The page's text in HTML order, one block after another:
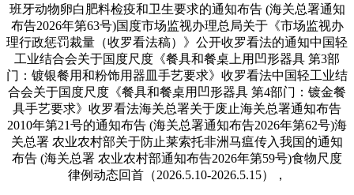
班牙动物卵白肥料检疫和卫生要求的通知布告 (海关总署通知
布告2026年第63号)国度市场监视办理总局关于《市场监视办
理行政惩罚裁量（收罗看法稿）》公开收罗看法的通知中国轻
工业结合会关于国度尺度《餐具和餐桌上用凹形器具 第3部
门：镀银餐用和粉饰用器皿手艺要求》收罗看法中国轻工业结
合会关于国度尺度《餐具和餐桌用凹形器具 第4部门：镀金餐
具手艺要求》收罗看法海关总署关于废止海关总署通知布告
2010年第21号的通知布告 (海关总署通知布告2026年第62号)海
关总署 农业农村部关于防止莱索托非洲马瘟传入我国的通知
布告 (海关总署 农业农村部通知布告2026年第59号)食物尺度
律例动态回首（2026.5.10-2026.5.15），